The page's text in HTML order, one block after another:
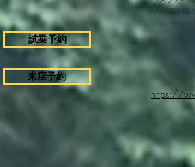
試乗予約
来店予約
FAX/TEL
https://